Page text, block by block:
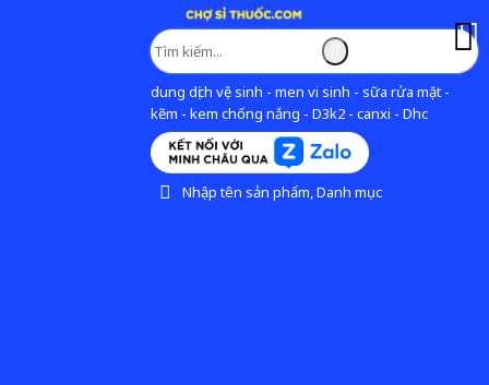
dung dịch vệ sinh - men vi sinh - sữa rửa mặt -
kẽm - kem chống nắng - D3k2 - canxi - Dhc
Nhập tên sản phẩm, Danh mục